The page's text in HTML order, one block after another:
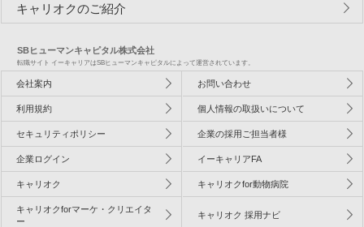
キャリオクのご紹介
SBヒューマンキャピタル株式会社
転職サイト イーキャリアはSBヒューマンキャピタルによって運営されています。
会社案内 お問い合わせ
利用規約 個人情報の取扱いについて
セキュリティポリシー 企業の採用ご担当者様
企業ログイン イーキャリアFA
キャリオク キャリオクfor動物病院
キャリオクforマーケ・クリエイタ
ー
キャリオク 採用ナビ